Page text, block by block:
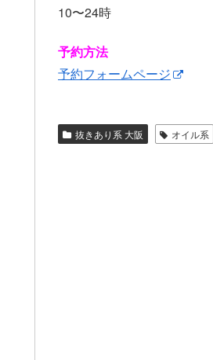
10〜24時
予約方法
予約フォームページ
抜きあり系 大阪 オイル系